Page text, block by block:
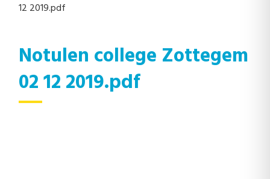
12 2019.pdf
Notulen college Zottegem
02 12 2019.pdf